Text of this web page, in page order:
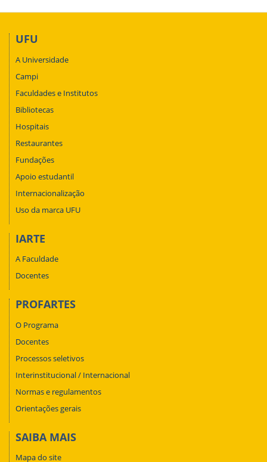
UFU
A Universidade
Campi
Faculdades e Institutos
Bibliotecas
Hospitais
Restaurantes
Fundações
Apoio estudantil
Internacionalização
Uso da marca UFU
IARTE
A Faculdade
Docentes
PROFARTES
O Programa
Docentes
Processos seletivos
Interinstitucional / Internacional
Normas e regulamentos
Orientações gerais
SAIBA MAIS
Mapa do site